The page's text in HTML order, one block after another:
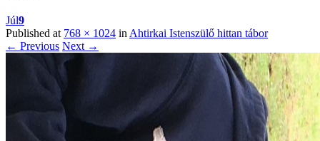
Júl9
Published at 768 × 1024 in Ahtirkai Istenszülő hittan tábor
← Previous Next →